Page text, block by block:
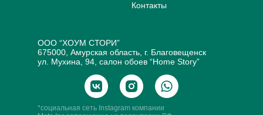
ООО “ХОУМ СТОРИ”
675000, Амурская область, г. Благовещенск
ул. Мухина, 94, салон обоев “Home Story”
Контакты
*социальная сеть Instagram компании